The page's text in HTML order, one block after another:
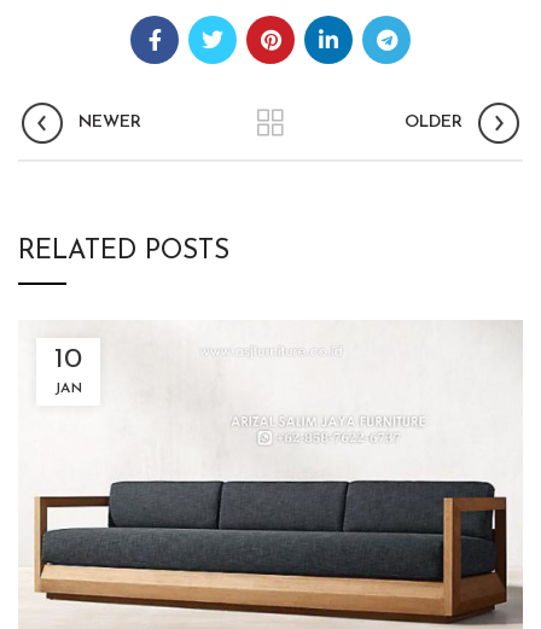
NEWER OLDER
RELATED POSTS
10
JAN